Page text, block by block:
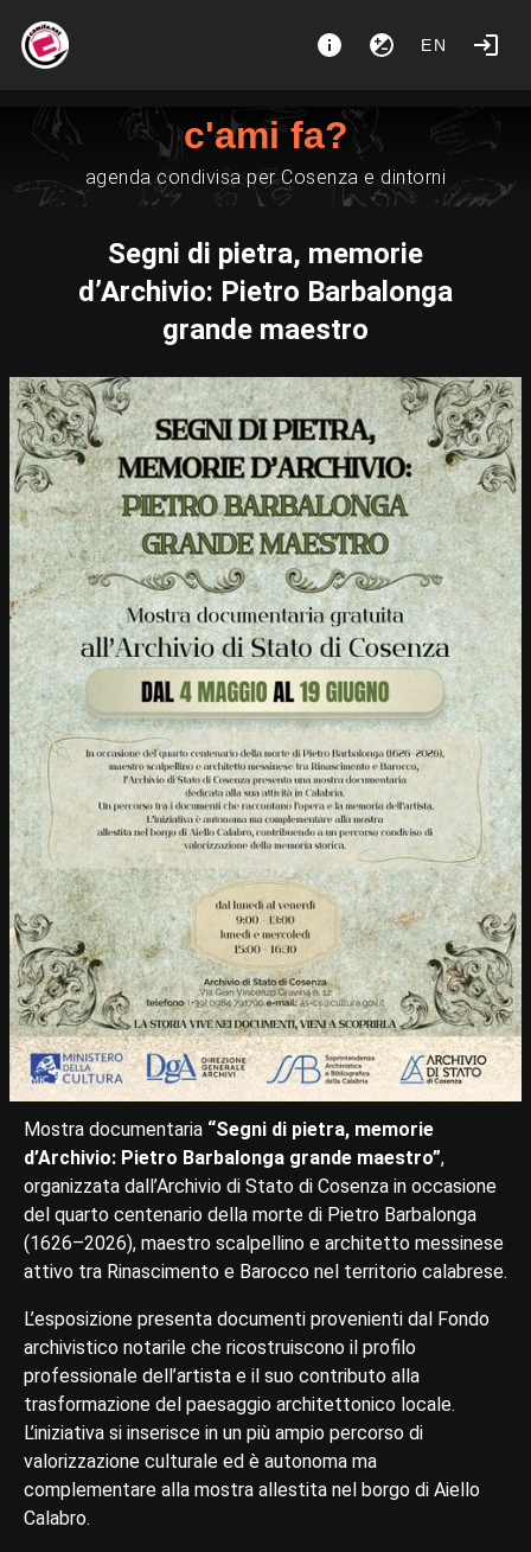
EN
c'ami fa?
agenda condivisa per Cosenza e dintorni
Segni di pietra, memorie
d’Archivio: Pietro Barbalonga
grande maestro
Mostra documentaria “Segni di pietra, memorie
d’Archivio: Pietro Barbalonga grande maestro”,
organizzata dall’Archivio di Stato di Cosenza in occasione
del quarto centenario della morte di Pietro Barbalonga
(1626–2026), maestro scalpellino e architetto messinese
attivo tra Rinascimento e Barocco nel territorio calabrese.
L’esposizione presenta documenti provenienti dal Fondo
archivistico notarile che ricostruiscono il profilo
professionale dell’artista e il suo contributo alla
trasformazione del paesaggio architettonico locale.
L’iniziativa si inserisce in un più ampio percorso di
valorizzazione culturale ed è autonoma ma
complementare alla mostra allestita nel borgo di Aiello
Calabro.